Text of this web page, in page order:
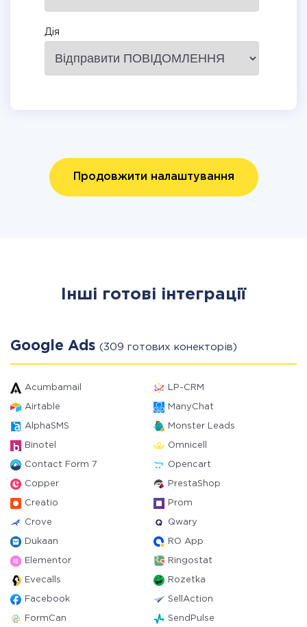
Дія
Продовжити налаштування
Інші готові інтеграції
Google Ads (309 готових конекторів)
Acumbamail LP-CRM
Airtable ManyChat
AlphaSMS Monster Leads
Binotel Omnicell
Contact Form 7 Opencart
Copper PrestaShop
Creatio Prom
Crove Qwary
Dukaan RO App
Elementor Ringostat
Evecalls Rozetka
Facebook SellAction
FormCan SendPulse